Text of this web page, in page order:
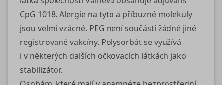
CpG 1018. Alergie na tyto a příbuzné molekuly
jsou velmi vzácné. PEG není součástí žádné jiné
registrované vakcíny. Polysorbát se využívá
i v některých dalších očkovacích látkách jako
stabilizátor.